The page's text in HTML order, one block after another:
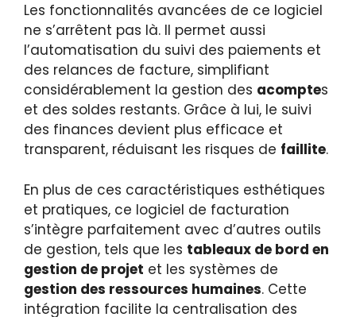
Les fonctionnalités avancées de ce logiciel
ne s’arrêtent pas là. Il permet aussi
l’automatisation du suivi des paiements et
des relances de facture, simplifiant
considérablement la gestion des acomptes
et des soldes restants. Grâce à lui, le suivi
des finances devient plus efficace et
transparent, réduisant les risques de faillite.
En plus de ces caractéristiques esthétiques
et pratiques, ce logiciel de facturation
s’intègre parfaitement avec d’autres outils
de gestion, tels que les tableaux de bord en
gestion de projet et les systèmes de
gestion des ressources humaines. Cette
intégration facilite la centralisation des